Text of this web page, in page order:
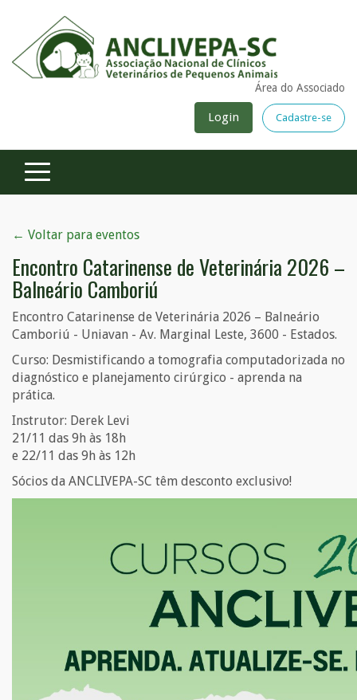
Área do Associado
Login Cadastre-se
← Voltar para eventos
Encontro Catarinense de Veterinária 2026 –
Balneário Camboriú
Encontro Catarinense de Veterinária 2026 – Balneário
Camboriú - Uniavan - Av. Marginal Leste, 3600 - Estados.
Curso: Desmistificando a tomografia computadorizada no
diagnóstico e planejamento cirúrgico - aprenda na
prática.
Instrutor: Derek Levi
21/11 das 9h às 18h
e 22/11 das 9h às 12h
Sócios da ANCLIVEPA-SC têm desconto exclusivo!